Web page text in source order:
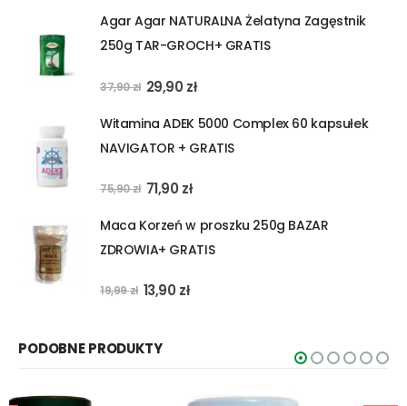
wynosiła:
19,99 zł.
wynosi:
15,37 zł.
Agar Agar NATURALNA Żelatyna Zagęstnik
250g TAR-GROCH+ GRATIS
37,90zł Pierwotna
wynosiła:
37,90 zł.
29,90 złAktualna
wynosi:
29,90 zł.
Witamina ADEK 5000 Complex 60 kapsułek
NAVIGATOR + GRATIS
75,90zł Pierwotna
wynosiła:
75,90 zł.
71,90 złAktualna
wynosi:
71,90 zł.
Maca Korzeń w proszku 250g BAZAR
ZDROWIA+ GRATIS
19,99zł Pierwotna
19,99 zł.
13,90 złAktualna
PODOBNE PRODUKTY